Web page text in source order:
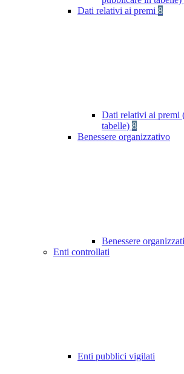
Dati relativi ai premi 8
Dati relativi ai premi
tabelle) 8
Benessere organizzativo
Benessere
Enti controllati
Enti pubblici vigilati